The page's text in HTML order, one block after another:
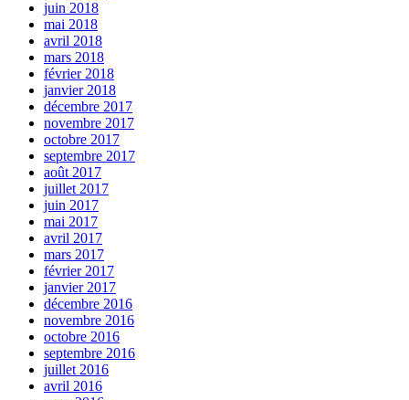
juin 2018
mai 2018
avril 2018
mars 2018
février 2018
janvier 2018
décembre 2017
novembre 2017
octobre 2017
septembre 2017
août 2017
juillet 2017
juin 2017
mai 2017
avril 2017
mars 2017
février 2017
janvier 2017
décembre 2016
novembre 2016
octobre 2016
septembre 2016
juillet 2016
avril 2016